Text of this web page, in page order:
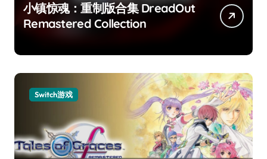
小镇惊魂：重制版合集 DreadOut
Remastered Collection
Switch游戏